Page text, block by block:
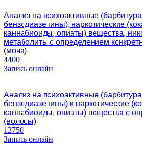
Анализ на психоактивные
бензодиазепины), наркотические
каннабиоиды, опиаты) вещества,
метаболиты с определением
(моча)
4400
Запись онлайн
Анализ на психоактивные
бензодиазепины) и наркотические
каннабиоиды, опиаты) вещества с
(волосы)
13750
Запись онлайн